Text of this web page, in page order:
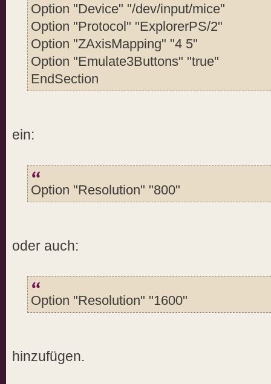
Option "Device" "/dev/input/mice"
Option "Protocol" "ExplorerPS/2"
Option "ZAxisMapping" "4 5"
Option "Emulate3Buttons" "true"
EndSection
ein:
Option "Resolution" "800"
oder auch:
Option "Resolution" "1600"
hinzufügen.